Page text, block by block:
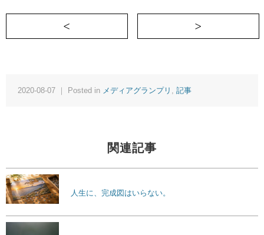
＜ 帝王切開が決まったらコレを買いに走
2020-08-07 ｜ Posted in メディアグランプリ 記事
関連記事
人生に、完成図はいらない。